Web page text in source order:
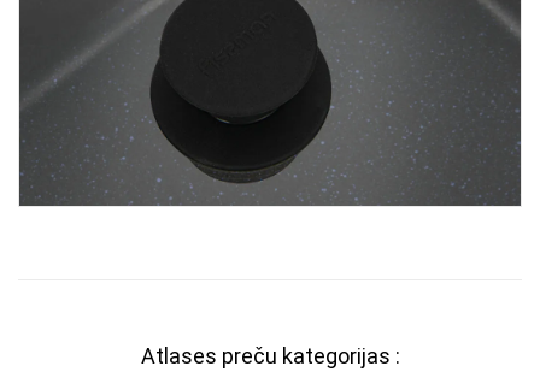
Atlases preču kategorijas :